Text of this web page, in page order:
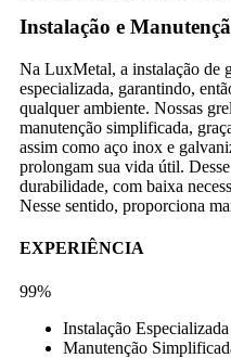
Instalação e
Na LuxMetal, a instalação de
especializada, garantindo,
qualquer ambiente. Nossas
manutenção simplificada,
assim como aço inox e
prolongam sua vida útil.
durabilidade, com baixa
Nesse sentido, proporciona
EXPERIÊNCIA
99%
Instalação Especializada
Manutenção